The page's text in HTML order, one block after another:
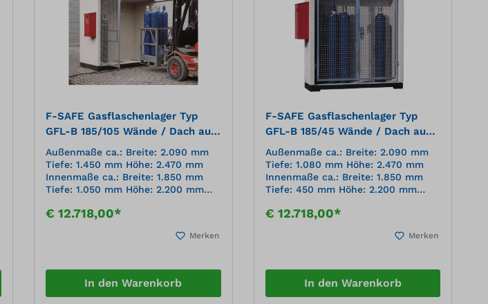
F-SAFE Gasflaschenlager Typ
GFL-B 185/105 Wände / Dach aus
Beton, mit Maschengittertor
Außenmaße ca.: Breite: 2.090 mm
Tiefe: 1.450 mm Höhe: 2.470 mm
Innenmaße ca.: Breite: 1.850 mm
Tiefe: 1.050 mm Höhe: 2.200 mm
Tiefe: 1.200 mm Gewicht: 5500 kg
Einzellagerung stehend: 28 Stück,
Transportpalette: 1 Stück (B x T ca.
800 x 1030 mm) Gasflaschenlager
€ 12.718,00*
Merken
In den Warenkorb
F-SAFE Gasflaschenlager Typ
GFL-B 185/45 Wände / Dach aus
Beton, mit Maschengittertor
Außenmaße ca.: Breite: 2.090 mm
Tiefe: 1.080 mm Höhe: 2.470 mm
Innenmaße ca.: Breite: 1.850 mm
Tiefe: 450 mm Höhe: 2.200 mm
Tiefe: 880 mm Gewicht: 1900 kg
Einzellagerung stehend: 7 Stück,
Brandschutz-Bauweise Geeignet zur
Entleerung, Bereitstellung und
€ 12.718,00*
Merken
In den Warenkorb